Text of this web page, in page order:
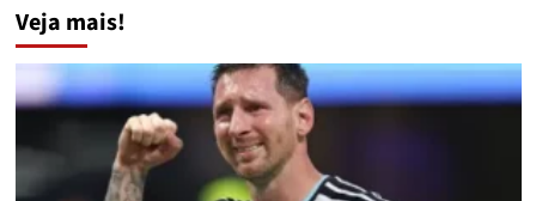
Veja mais!